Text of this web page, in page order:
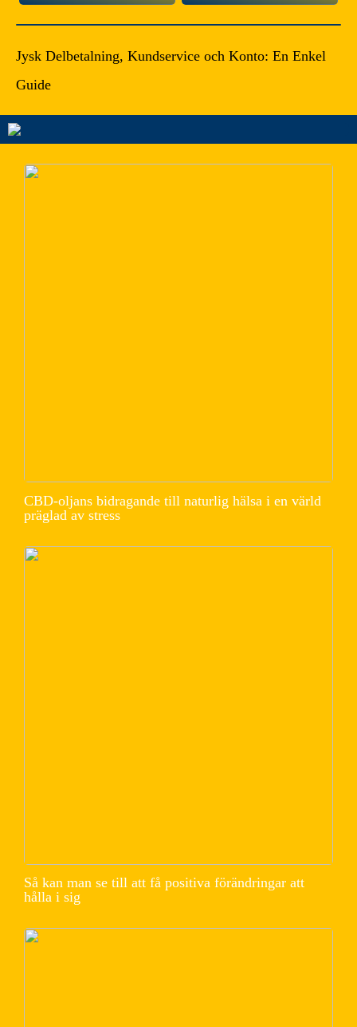
Jysk Delbetalning, Kundservice och Konto: En Enkel
Guide
CBD-oljans bidragande till naturlig hälsa i en värld
präglad av stress
Så kan man se till att få positiva förändringar att
hålla i sig